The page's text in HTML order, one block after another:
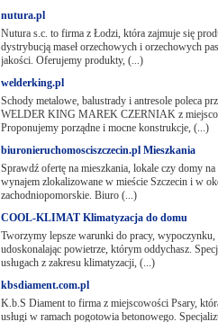
nutura.pl
Nutura s.c. to firma z Łodzi, która zajmuje się
dystrybucją maseł orzechowych i orzechowych
jakości. Oferujemy produkty, (...)
welderking.pl
Schody metalowe, balustrady i antresole poleca
WELDER KING MAREK CZERNIAK z
Proponujemy porządne i mocne konstrukcje, (...)
biuronieruchomosciszczecin.pl Mieszkania
Sprawdź ofertę na mieszkania, lokale czy domy na
wynajem zlokalizowane w mieście Szczecin i w
zachodniopomorskie. Biuro (...)
COOL-KLIMAT Klimatyzacja do domu
Tworzymy lepsze warunki do pracy, wypoczynku,
udoskonalając powietrze, którym oddychasz.
usługach z zakresu klimatyzacji, (...)
kbsdiament.com.pl
K.b.S Diament to firma z miejscowości Psary,
usługi w ramach pogotowia betonowego.